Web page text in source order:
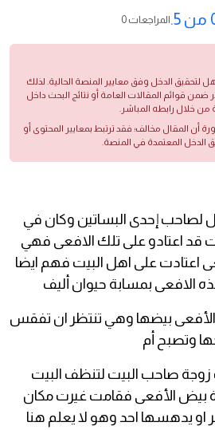
0 المراجعات
لتحقيق الدخل وفق معايير المنصة الحالية. لذلك
ضمن قوائم المقالات العامة أو نتائج البحث داخل
من خلال رابطه المباشر.
أن المقال مخالف؛ فقد ترتبط بمعايير المحتوى أو
الدخل المعتمدة في المنصة.
لصاحب إحدى البساتين وكان في
قد اعتادو على تلك الافعى فهي
اعتادت على اهل البيت فهم ايضا
الافعى بمسابة حيوان أليف
بيضها وهي تنتظر ان تفقس
وتصبح أم
زوجة صاحب البيت لتنظف البيت
الأفعى فقامت غيرت مكان
او يدهسها احد وهو لا يعلم هنا